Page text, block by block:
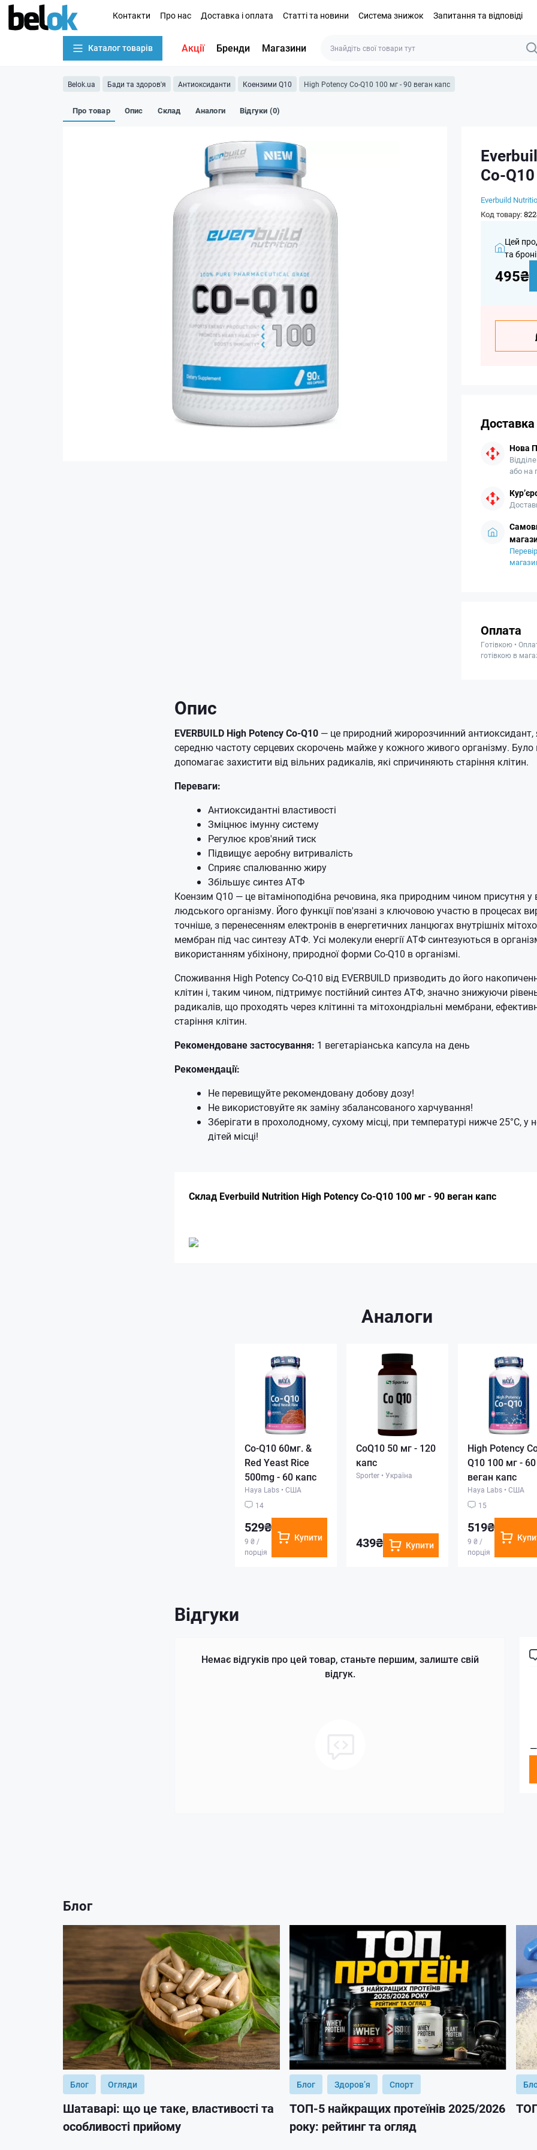
Контакти Про нас Доставка і оплата Статті та новини Система знижок Запитання та відповіді
Каталог товарів Акції Бренди Магазини
Belok.ua Бади та здоров'я Антиоксиданти Коензими Q10 High Potency Co-Q10 100 мг - 90 веган капс
Про товар Опис Склад Аналоги Відгуки (0)
Co-
Everbuild
Код товару:
Цей
та
495₴
Доставка
Нова
або на
Оплата
Готівкою •
готівкою в
Опис
EVERBUILD High Potency Co-Q10 — це природний жиророзчинний антиоксидант,
середню частоту серцевих скорочень майже у кожного живого організму. Було
допомагає захистити від вільних радикалів, які спричиняють старіння клітин.
Переваги:
Антиоксидантні властивості
Зміцнює імунну систему
Регулює кров'яний тиск
Підвищує аеробну витривалість
Сприяє спалюванню жиру
Збільшує синтез АТФ
Коензим Q10 — це вітаміноподібна речовина, яка природним чином присутня у
людського організму. Його функції пов'язані з ключовою участю в процесах
точніше, з перенесенням електронів в енергетичних ланцюгах внутрішніх
мембран під час синтезу АТФ. Усі молекули енергії АТФ синтезуються в
використанням убіхінону, природної форми Co-Q10 в організмі.
Споживання High Potency Co-Q10 від EVERBUILD призводить до його
клітин і, таким чином, підтримує постійний синтез АТФ, значно знижуючи
радикалів, що проходять через клітинні та мітохондріальні мембрани,
старіння клітин.
Рекомендоване застосування: 1 вегетаріанська капсула на день
Рекомендації:
Не перевищуйте рекомендовану добову дозу!
Не використовуйте як заміну збалансованого харчування!
Зберігати в прохолодному, сухому місці, при температурі нижче 25°C, у
дітей місці!
Склад Everbuild Nutrition High Potency Co-Q10 100 мг - 90 веган капс
Аналоги
Co-Q10 60мг. &
Red Yeast Rice
500mg - 60 капс
Haya Labs • США
14
529₴
9 ₴ /
порція
Купити
CoQ10 50 мг - 120
капс
Sporter • Україна
439₴ Купити
High Potency
Q10 100 мг - 60
веган капс
Haya Labs • США
15
519₴
9 ₴ /
порція
Відгуки
Немає відгуків про цей товар, станьте першим, залиште свій
відгук.
Блог
Блог Огляди
Шатаварі: що це таке, властивості та
особливості прийому
Блог Здоров’я Спорт
ТОП-5 найкращих протеїнів 2025/2026
року: рейтинг та огляд